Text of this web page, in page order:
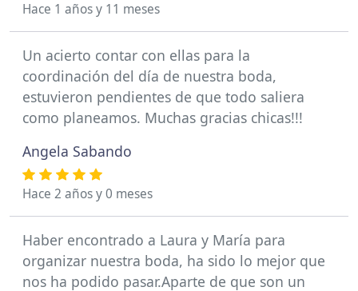
Hace 1 años y 11 meses
Un acierto contar con ellas para la
coordinación del día de nuestra boda,
estuvieron pendientes de que todo saliera
como planeamos. Muchas gracias chicas!!!
Angela Sabando
Hace 2 años y 0 meses
Haber encontrado a Laura y María para
organizar nuestra boda, ha sido lo mejor que
nos ha podido pasar.Aparte de que son un